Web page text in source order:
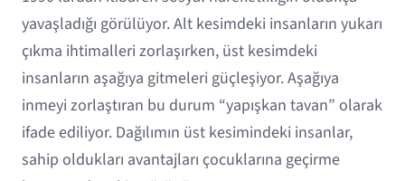
yavaşladığı görülüyor. Alt kesimdeki insanların yukarı
çıkma ihtimalleri zorlaşırken, üst kesimdeki
insanların aşağıya gitmeleri güçleşiyor. Aşağıya
inmeyi zorlaştıran bu durum “yapışkan tavan” olarak
ifade ediliyor. Dağılımın üst kesimindeki insanlar,
sahip oldukları avantajları çocuklarına geçirme